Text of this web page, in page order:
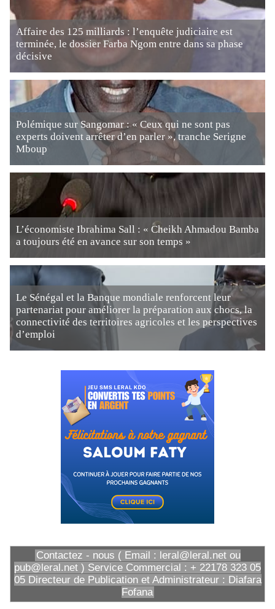
Affaire des 125 milliards : l’enquête judiciaire est
terminée, le dossier Farba Ngom entre dans sa phase
décisive
Polémique sur Sangomar : « Ceux qui ne sont pas
experts doivent arrêter d’en parler », tranche Serigne
Mboup
L’économiste Ibrahima Sall : « Cheikh Ahmadou Bamba
a toujours été en avance sur son temps »
Le Sénégal et la Banque mondiale renforcent leur
partenariat pour améliorer la préparation aux chocs, la
connectivité des territoires agricoles et les perspectives
d’emploi
Contactez - nous ( Email : leral@leral.net ou
pub@leral.net ) Service Commercial : + 22178 323 05
05 Directeur de Publication et Administrateur : Diafara
Fofana